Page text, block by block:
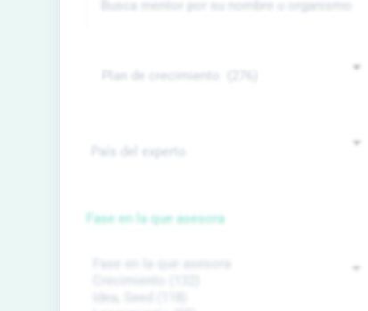
Fase en la que asesora